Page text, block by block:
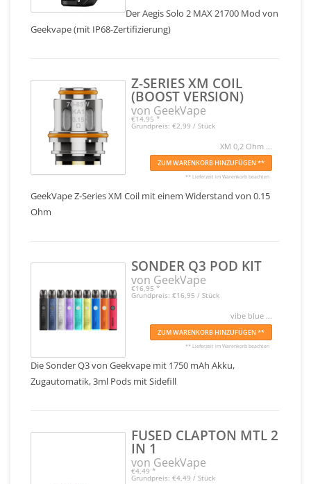
Der Aegis Solo 2 MAX 21700 Mod von
Geekvape (mit IP68-Zertifizierung)
Z-SERIES XM COIL
(BOOST VERSION)
von GeekVape
€14,95 *
Grundpreis: €2,99 / Stück
XM 0,2 Ohm ...
ZUM WARENKORB HINZUFÜGEN **
** Lieferzeit im Warenkorb beachten
GeekVape Z-Series XM Coil mit einem Widerstand von 0.15
Ohm
SONDER Q3 POD KIT
von GeekVape
€16,95 *
Grundpreis: €16,95 / Stück
vibe blue ...
ZUM WARENKORB HINZUFÜGEN **
** Lieferzeit im Warenkorb beachten
Die Sonder Q3 von Geekvape mit 1750 mAh Akku,
Zugautomatik, 3ml Pods mit Sidefill
FUSED CLAPTON MTL 2
IN 1
von GeekVape
€4,49 *
Grundpreis: €4,49 / Stück